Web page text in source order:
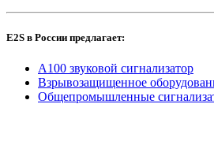
E2S в России предлагает:
A100 звуковой сигнализатор
Взрывозащищенное
Общепромышленные